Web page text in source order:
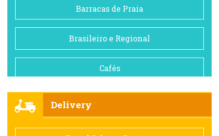
Barracas de Praia
Brasileiro e Regional
Cafés
Comida saudável
Delivery